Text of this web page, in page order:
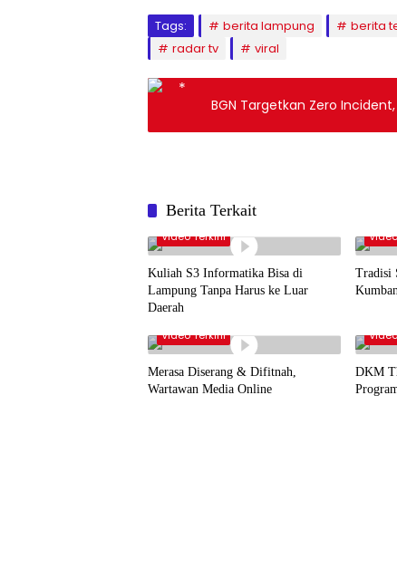
Tags: berita lampung berita
radar tv
viral
BGN Targetkan Zero Incident,
Berita Terkait
Video Terkini
Kuliah S3 Informatika Bisa di
Lampung Tanpa Harus ke Luar
Daerah
Tradisi
Video Terkini
Merasa Diserang & Difitnah,
Wartawan Media Online
DKM